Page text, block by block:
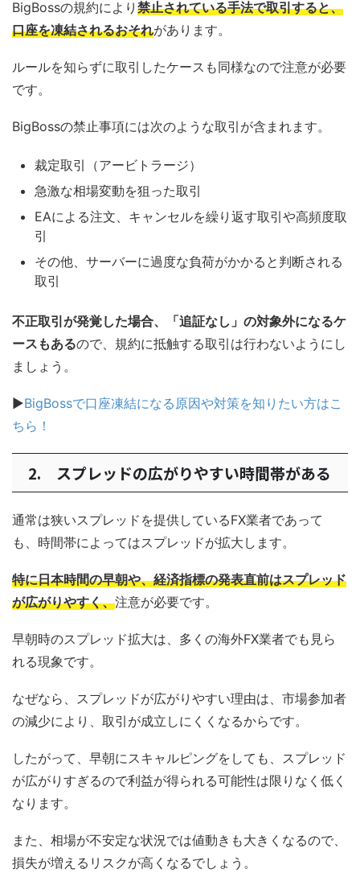
BigBossの規約により 禁止されている手法で取引すると、
口座を凍結されるおそれがあります。
ルールを知らずに取引したケースも同様なので注意が必要
です。
BigBossの禁止事項には次のような取引が含まれます。
裁定取引（アービトラージ）
急激な相場変動を狙った取引
EAによる注文、キャンセルを繰り返す取引や高頻度取
引
その他、サーバーに過度な負荷がかかると判断される
取引
不正取引が発覚した場合、「追証なし」の対象外になるケ
ースもあるので、規約に抵触する取引は行わないようにし
ましょう。
▶BigBossで口座凍結になる原因や対策を知りたい方はこ
ちら！
2. スプレッドの広がりやすい時間帯がある
通常は狭いスプレッドを提供しているFX業者であって
も、時間帯によってはスプレッドが拡大します。
特に日本時間の早朝や、経済指標の発表直前はスプレッド
が広がりやすく、注意が必要です。
早朝時のスプレッド拡大は、多くの海外FX業者でも見ら
れる現象です。
なぜなら、スプレッドが広がりやすい理由は、市場参加者
の減少により、取引が成立しにくくなるからです。
したがって、早朝にスキャルピングをしても、スプレッド
が広がりすぎるので利益が得られる可能性は限りなく低く
なります。
また、相場が不安定な状況では値動きも大きくなるので、
損失が増えるリスクが高くなるでしょう。